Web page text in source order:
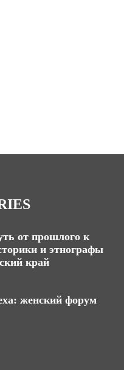
от прошлого к
и этнографы
край
женский форум